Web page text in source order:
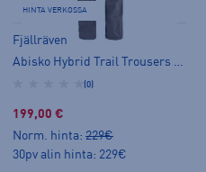
HINTA VERKOSSA
Fjällräven
Abisko Hybrid Trail Trousers W - retkeilyhousut
(0)
199,00 €
Norm. hinta: 229€
30pv alin hinta: 229€